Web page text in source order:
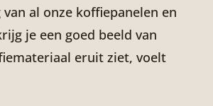
al onze koffiepanelen en
je een goed beeld van
eruit ziet, voelt